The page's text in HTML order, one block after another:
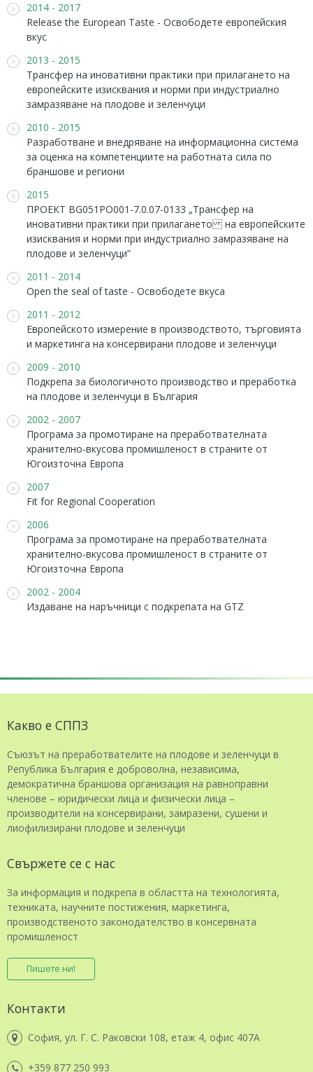
2014 - 2017
Release the European Taste - Освободете европейския
вкус
2013 - 2015
Трансфер на иновативни практики при прилагането на
европейските изисквания и норми при индустриално
замразяване на плодове и зеленчуци
2010 - 2015
Разработване и внедряване на информационна система
за оценка на компетенциите на работната сила по
браншове и региони
2015
ПРОЕКТ BG051PO001-7.0.07-0133 „Трансфер на
иновативни практики при прилагането на европейските
изисквания и норми при индустриално замразяване на
плодове и зеленчуци”
2011 - 2014
Оpen the seal of taste - Освободете вкуса
2011 - 2012
Европейското измерение в производството, търговията
и маркетинга на консервирани плодове и зеленчуци
2009 - 2010
Подкрепа за биологичното производство и преработка
на плодове и зеленчуци в България
2002 - 2007
Програма за промотиране на преработвателната
хранително-вкусова промишленост в страните от
Югоизточна Европа
2007
Fit for Regional Cooperation
2006
Програма за промотиране на преработвателната
хранително-вкусова промишленост в страните от
Югоизточна Европа
2002 - 2004
Издаване на наръчници с подкрепата на GTZ
Какво е СППЗ
Съюзът на преработвателите на плодове и зеленчуци в
Република България е доброволна, независима,
демократична браншова организация на равноправни
членове – юридически лица и физически лица –
производители на консервирани, замразени, сушени и
лиофилизирани плодове и зеленчуци
Свържете се с нас
За информация и подкрепа в областта на технологията,
техниката, научните постижения, маркетинга,
производственото законодателство в консервната
промишленост
Пишете ни!
Контакти
София, ул. Г. С. Раковски 108, етаж 4, офис 407А
+359 877 250 993